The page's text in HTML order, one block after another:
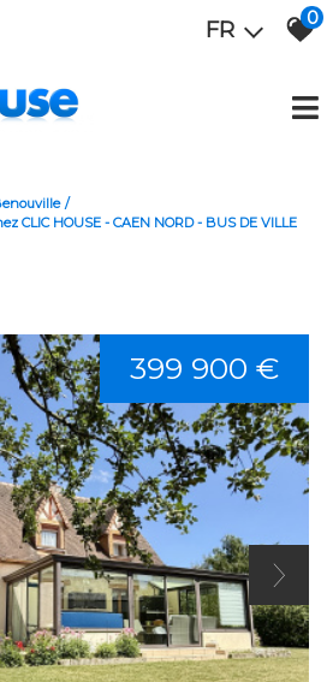
FR 0
CLIC HOUSE - CAEN NORD - BUS DE VILLE
399 900 €